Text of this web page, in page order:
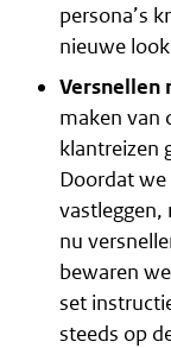
persona’s
nieuwe
Versnellen
maken van
klantreizen
Doordat
vastleggen,
nu
bewaren
set
steeds op